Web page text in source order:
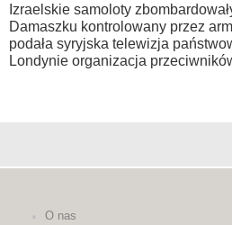
Izraelskie samoloty
Damaszku kontrolowany przez
podała syryjska telewizja
Londynie organizacja
O nas